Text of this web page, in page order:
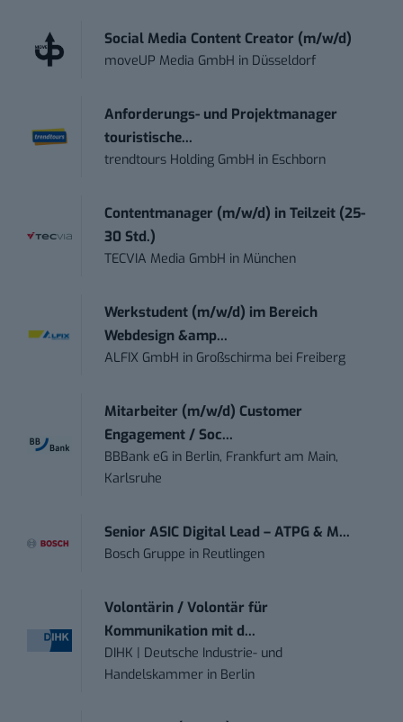
Social Media Content Creator (m/w/d)
moveUP Media GmbH in Düsseldorf
Anforderungs- und Projektmanager
touristische...
trendtours Holding GmbH in Eschborn
Contentmanager (m/w/d) in Teilzeit (25-
30 Std.)
TECVIA Media GmbH in München
Werkstudent (m/w/d) im Bereich
Webdesign &amp...
ALFIX GmbH in Großschirma bei Freiberg
Mitarbeiter (m/w/d) Customer
Engagement / Soc...
BBBank eG in Berlin, Frankfurt am Main,
Karlsruhe
Senior ASIC Digital Lead – ATPG & M...
Bosch Gruppe in Reutlingen
Volontärin / Volontär für
Kommunikation mit d...
DIHK | Deutsche Industrie- und
Handelskammer in Berlin